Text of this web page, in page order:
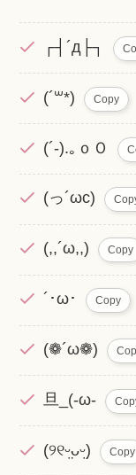
┌┤´д├┐
(´꒳*) Copy
(´-).｡ｏＯ
(っ´ωc)
(,,´ω,,) Copy
´･ω･ Copy
(❁´ω❁)
旦_(-ω-
(୨୧ᵕ̤ᴗᵕ̤) Copy